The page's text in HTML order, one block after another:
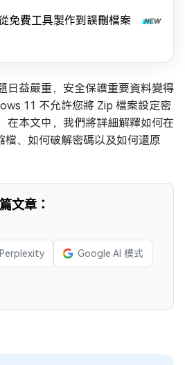
免費工具製作到誤刪檔案
日益嚴重，安全保護重要資料變得
11 不允許您將 Zip 檔案設定密
在本文中，我們將詳細解釋如何在
、如何破解密碼以及如何還原
文章：
Perplexity Google AI 模式